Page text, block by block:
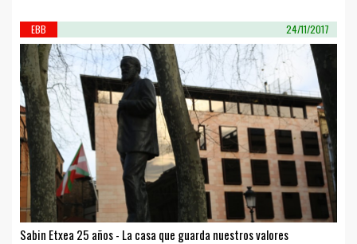
EBB 24/11/2017
Sabin Etxea 25 años - La casa que guarda nuestros valores